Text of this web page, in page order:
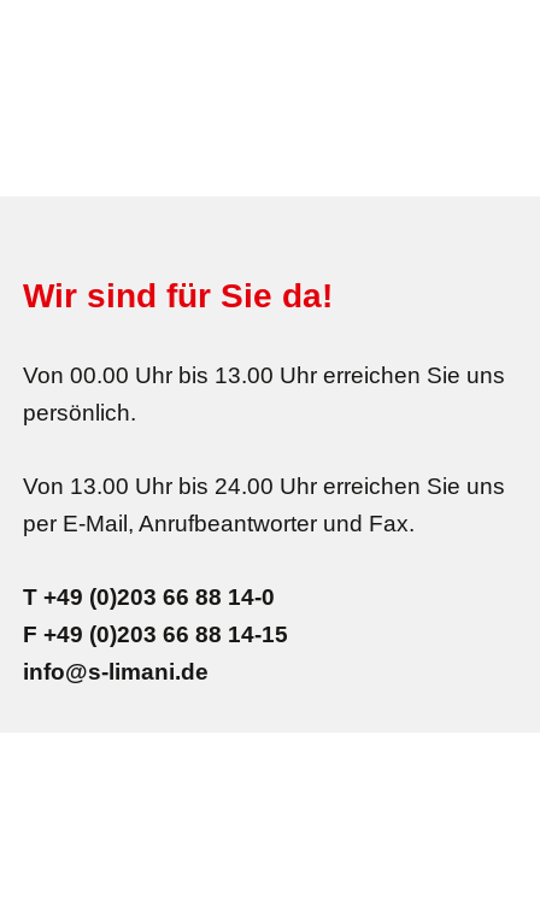
Wir sind für Sie da!
Von 00.00 Uhr bis 13.00 Uhr erreichen Sie uns
persönlich.
Von 13.00 Uhr bis 24.00 Uhr erreichen Sie uns
per E-Mail, Anrufbeantworter und Fax.
T +49 (0)203 66 88 14-0
F +49 (0)203 66 88 14-15
info@s-limani.de